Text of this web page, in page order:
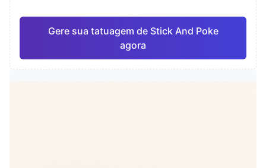
Gere sua tatuagem de Stick And Poke
agora